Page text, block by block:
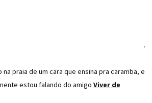
.
praia de um cara que ensina pra caramba, e
estou falando do amigo Viver de